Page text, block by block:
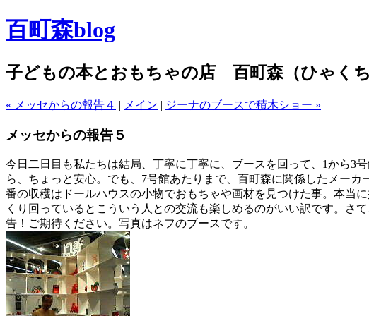
百町森blog
子どもの本とおもちゃの店 百町森（ひゃく
« メッセからの報告４ | メイン | ジーナのブースで積木ショー »
メッセからの報告５
今日二日目も私たちは結局、丁寧に丁寧に、ブースを回って、1から3
ら、ちょっと安心。でも、7号館あたりまで、百町森に関係したメー
番の収穫はドールハウスの小物でおもちゃや画材を見つけた事。本当
くり回っているとこういう人との交流も楽しめるのがいい訳です。さ
告！ご期待ください。写真はネフのブースです。